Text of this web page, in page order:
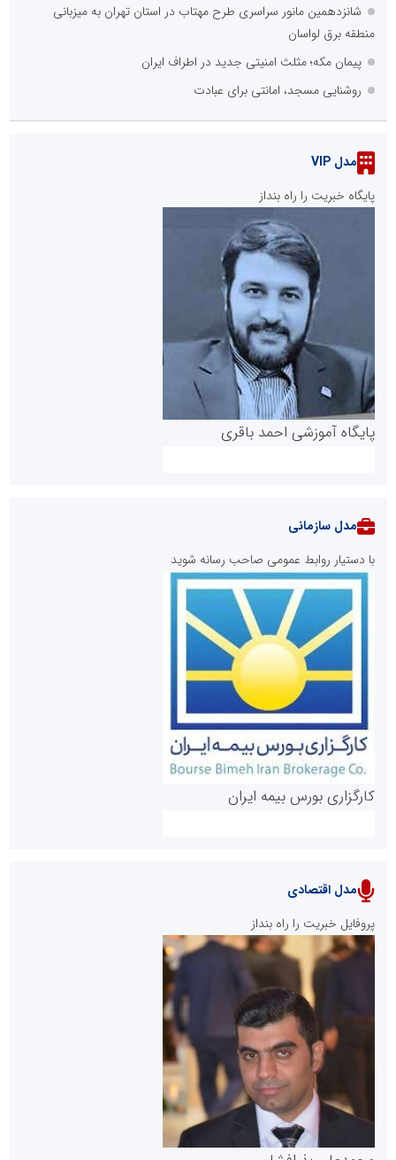
شانزدهمین مانور سراسری طرح مهتاب در استان تهران به میزبانی
منطقه برق لواسان
پیمان مکه؛ مثلث امنیتی جدید در اطراف ایران
روشنایی مسجد، امانتی برای عبادت
مدل VIP
پایگاه خبریت را راه بنداز
پایگاه آموزشی احمد باقری
روابط عمومی خبرگزاری گزارش خبر
پایگاه خبری نهضت ملی مسکن
پایگاه خبری گفتمان یزد
مدل سازمانی
با دستیار روابط عمومی صاحب رسانه شوید
کارگزاری بورس بیمه ایران
سازمان بورس و اوراق بهادار
مرجع اخبار موثق در بازارسرمایه
مدل اقتصادی
پروفایل خبریت را راه بنداز